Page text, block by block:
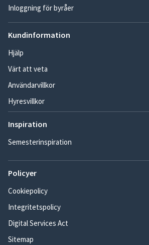
Inloggning för byråer
Kundinformation
Hjälp
Värt att veta
Användarvillkor
Hyresvillkor
Inspiration
Semesterinspiration
Policyer
Cookiepolicy
Integritetspolicy
Digital Services Act
Sitemap